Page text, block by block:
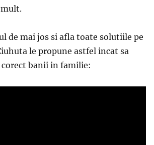
de mai jos si afla toate solutiile pe
le propune astfel incat sa
banii in familie: